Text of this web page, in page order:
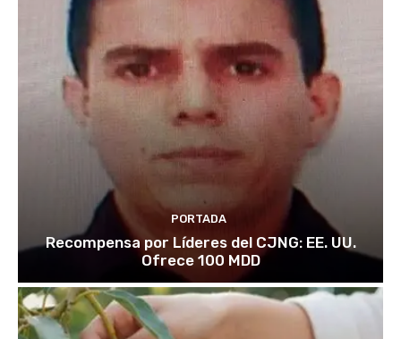
PORTADA
Recompensa por Líderes del CJNG: EE. UU.
Ofrece 100 MDD